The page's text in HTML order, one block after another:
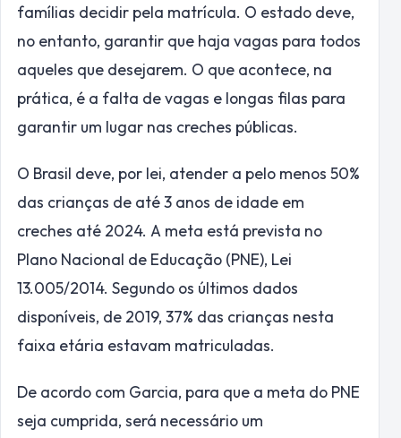
famílias decidir pela matrícula. O estado deve,
no entanto, garantir que haja vagas para todos
aqueles que desejarem. O que acontece, na
prática, é a falta de vagas e longas filas para
garantir um lugar nas creches públicas.
O Brasil deve, por lei, atender a pelo menos 50%
das crianças de até 3 anos de idade em
creches até 2024. A meta está prevista no
Plano Nacional de Educação (PNE), Lei
13.005/2014. Segundo os últimos dados
disponíveis, de 2019, 37% das crianças nesta
faixa etária estavam matriculadas.
De acordo com Garcia, para que a meta do PNE
seja cumprida, será necessário um